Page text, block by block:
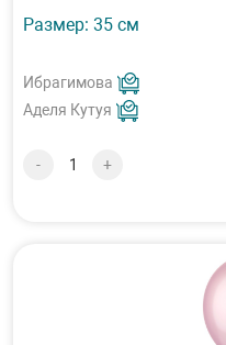
Размер: 35 см
Ибрагимова
Аделя Кутуя
- +